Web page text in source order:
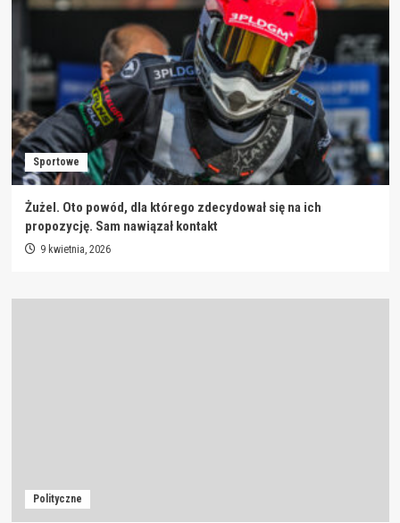
Sportowe
Żużel. Oto powód, dla którego zdecydował się na ich
propozycję. Sam nawiązał kontakt
9 kwietnia, 2026
Polityczne